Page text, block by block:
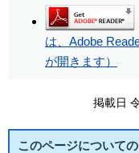
は、Adobe
が開きます）
掲載日
このページについて